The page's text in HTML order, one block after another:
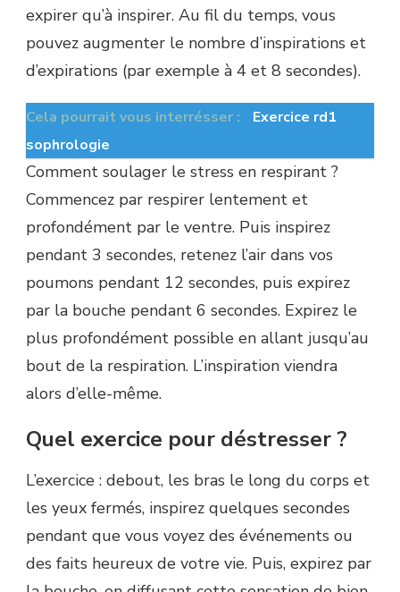
expirer qu’à inspirer. Au fil du temps, vous
pouvez augmenter le nombre d’inspirations et
d’expirations (par exemple à 4 et 8 secondes).
Cela pourrait vous interrésser :
Exercice rd1
sophrologie
Comment soulager le stress en respirant ?
Commencez par respirer lentement et
profondément par le ventre. Puis inspirez
pendant 3 secondes, retenez l’air dans vos
poumons pendant 12 secondes, puis expirez
par la bouche pendant 6 secondes. Expirez le
plus profondément possible en allant jusqu’au
bout de la respiration. L’inspiration viendra
alors d’elle-même.
Quel exercice pour déstresser ?
L’exercice : debout, les bras le long du corps et
les yeux fermés, inspirez quelques secondes
pendant que vous voyez des événements ou
des faits heureux de votre vie. Puis, expirez par